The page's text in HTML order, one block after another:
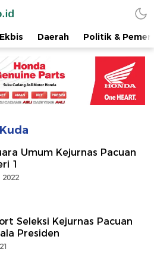
Utara
Ekbis Daerah Politik &
Umum Kejurnas Pacuan
1
Seleksi Kejurnas Pacuan
Presiden